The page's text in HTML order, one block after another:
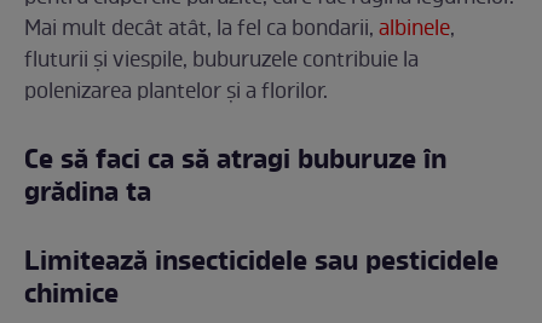
Mai mult decât atât, la fel ca bondarii,albinele,
fluturii și viespile, buburuzele contribuie la
polenizarea plantelor și a florilor.
Ce să faci ca să atragi buburuze în
grădina ta
Limitează insecticidele sau pesticidele
chimice